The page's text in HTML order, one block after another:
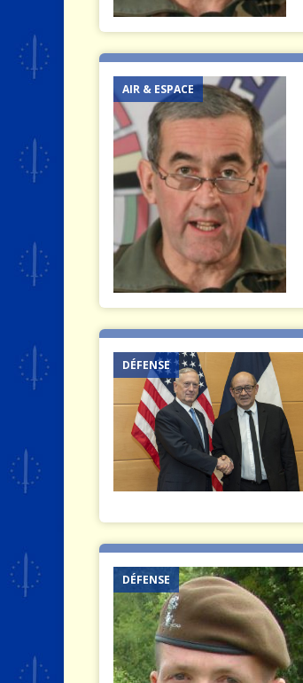
AIR & ESPACE
DÉFENSE
DÉFENSE